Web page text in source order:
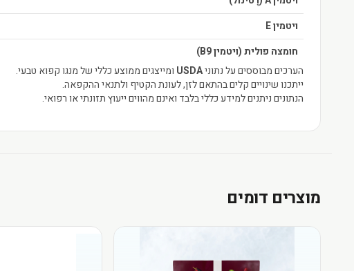
ויטמין E
חומצה פולית (ויטמין B9)
הערכים מבוססים על נתוניUSDA ומייצגים ממוצע כללי של מנגו קפוא טבעי.
ייתכנו שינויים קלים בהתאם לזן, לעונת הקטיף ולתנאי ההקפאה.
הנתונים ניתנים למידע כללי בלבד ואינם מהווים ייעוץ תזונתי או רפואי.
מוצרים דומים